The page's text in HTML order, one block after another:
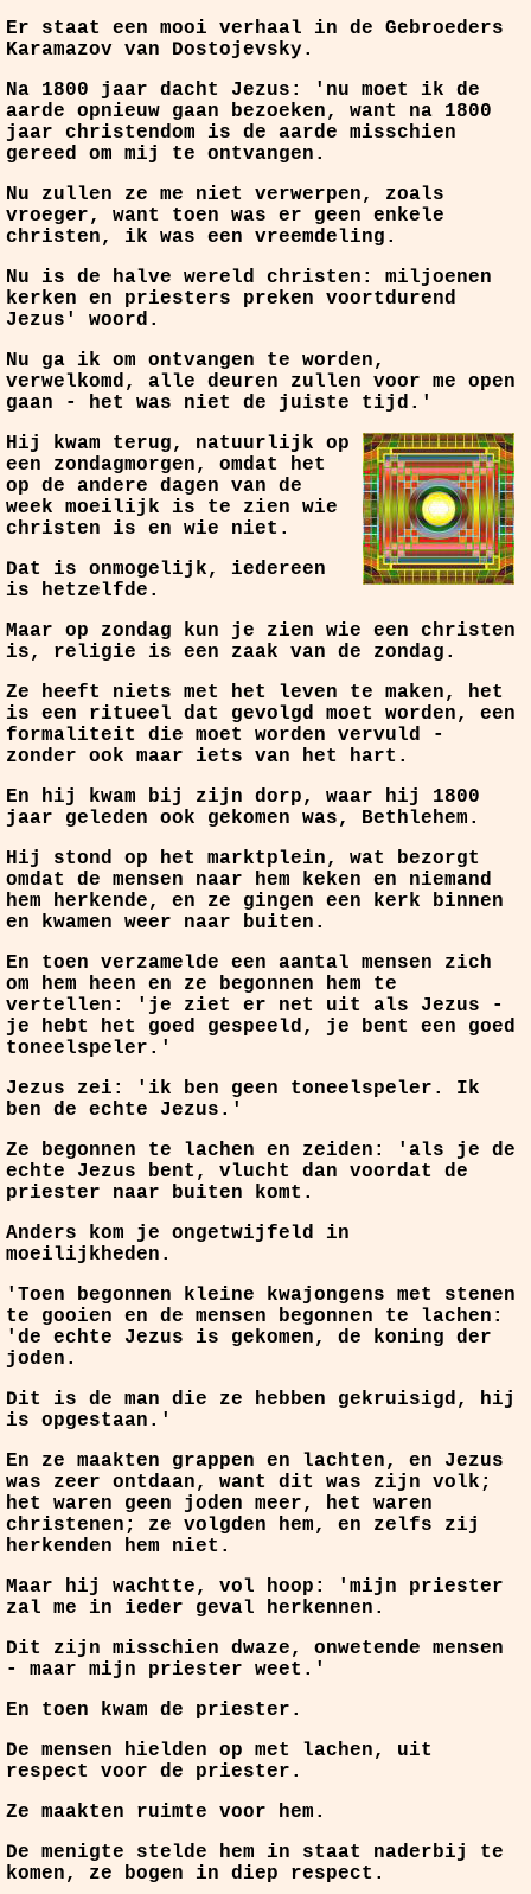
Er staat een mooi verhaal in de Gebroeders
Karamazov van Dostojevsky.
Na 1800 jaar dacht Jezus: 'nu moet ik de
aarde opnieuw gaan bezoeken, want na 1800
jaar christendom is de aarde misschien
gereed om mij te ontvangen.
Nu zullen ze me niet verwerpen, zoals
vroeger, want toen was er geen enkele
christen, ik was een vreemdeling.
Nu is de halve wereld christen: miljoenen
kerken en priesters preken voortdurend
Jezus' woord.
Nu ga ik om ontvangen te worden,
verwelkomd, alle deuren zullen voor me open
gaan - het was niet de juiste tijd.'
Hij kwam terug, natuurlijk op
een zondagmorgen, omdat het
op de andere dagen van de
week moeilijk is te zien wie
christen is en wie niet.
Dat is onmogelijk, iedereen
is hetzelfde.
Maar op zondag kun je zien wie een christen
is, religie is een zaak van de zondag.
Ze heeft niets met het leven te maken, het
is een ritueel dat gevolgd moet worden, een
formaliteit die moet worden vervuld -
zonder ook maar iets van het hart.
En hij kwam bij zijn dorp, waar hij 1800
jaar geleden ook gekomen was, Bethlehem.
Hij stond op het marktplein, wat bezorgt
omdat de mensen naar hem keken en niemand
hem herkende, en ze gingen een kerk binnen
en kwamen weer naar buiten.
En toen verzamelde een aantal mensen zich
om hem heen en ze begonnen hem te
vertellen: 'je ziet er net uit als Jezus -
je hebt het goed gespeeld, je bent een goed
toneelspeler.'
Jezus zei: 'ik ben geen toneelspeler. Ik
ben de echte Jezus.'
Ze begonnen te lachen en zeiden: 'als je de
echte Jezus bent, vlucht dan voordat de
priester naar buiten komt.
Anders kom je ongetwijfeld in
moeilijkheden.
'Toen begonnen kleine kwajongens met stenen
te gooien en de mensen begonnen te lachen:
'de echte Jezus is gekomen, de koning der
joden.
Dit is de man die ze hebben gekruisigd, hij
is opgestaan.'
En ze maakten grappen en lachten, en Jezus
was zeer ontdaan, want dit was zijn volk;
het waren geen joden meer, het waren
christenen; ze volgden hem, en zelfs zij
herkenden hem niet.
Maar hij wachtte, vol hoop: 'mijn priester
zal me in ieder geval herkennen.
Dit zijn misschien dwaze, onwetende mensen
- maar mijn priester weet.'
En toen kwam de priester.
De mensen hielden op met lachen, uit
respect voor de priester.
Ze maakten ruimte voor hem.
De menigte stelde hem in staat naderbij te
komen, ze bogen in diep respect.